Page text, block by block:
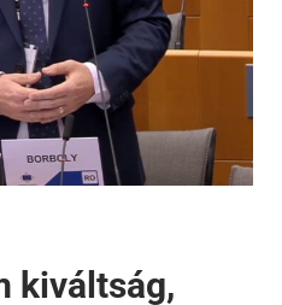
kiváltság,